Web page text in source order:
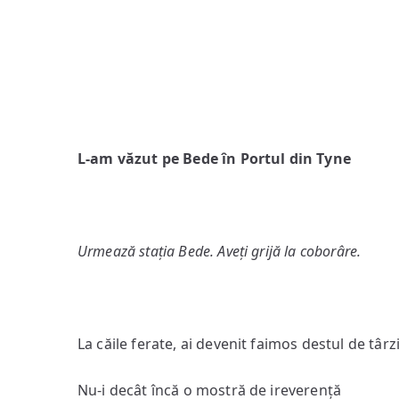
L-am văzut pe Bede în Portul din Tyne
Urmează stația Bede. Aveți grijă la coborâre.
La căile ferate, ai devenit faimos destul de
Nu-i decât încă o mostră de ireverență